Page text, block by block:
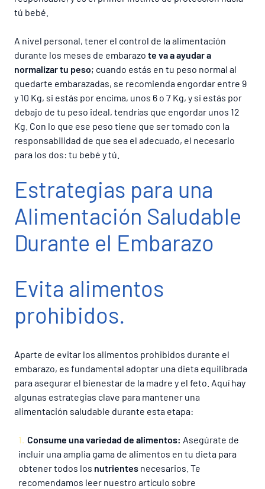
tú bebé.
A nivel personal, tener el control de la alimentación
durante los meses de embarazo te va a ayudar a
normalizar tu peso; cuando estás en tu peso normal al
quedarte embarazadas, se recomienda engordar entre 9
y 10 Kg, si estás por encima, unos 6 o 7 Kg, y si estás por
debajo de tu peso ideal, tendrías que engordar unos 12
Kg. Con lo que ese peso tiene que ser tomado con la
responsabilidad de que sea el adecuado, el necesario
para los dos: tu bebé y tú.
Estrategias para una
Alimentación Saludable
Durante el Embarazo
Evita alimentos
prohibidos.
Aparte de evitar los alimentos prohibidos durante el
embarazo, es fundamental adoptar una dieta equilibrada
para asegurar el bienestar de la madre y el feto. Aquí hay
algunas estrategias clave para mantener una
alimentación saludable durante esta etapa:
Consume una variedad de alimentos: Asegúrate de
incluir una amplia gama de alimentos en tu dieta para
obtener todos los nutrientes necesarios. Te
recomendamos leer nuestro artículo sobre